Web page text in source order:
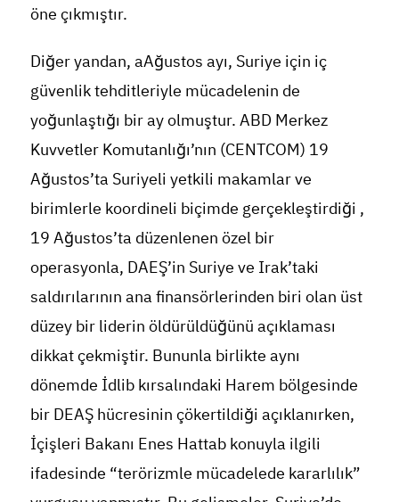
öne çıkmıştır.
Diğer yandan, aAğustos ayı, Suriye için iç
güvenlik tehditleriyle mücadelenin de
yoğunlaştığı bir ay olmuştur. ABD Merkez
Kuvvetler Komutanlığı’nın (CENTCOM) 19
Ağustos’ta Suriyeli yetkili makamlar ve
birimlerle koordineli biçimde gerçekleştirdiği ,
19 Ağustos’ta düzenlenen özel bir
operasyonla, DAEŞ’in Suriye ve Irak’taki
saldırılarının ana finansörlerinden biri olan üst
düzey bir liderin öldürüldüğünü açıklaması
dikkat çekmiştir. Bununla birlikte aynı
dönemde İdlib kırsalındaki Harem bölgesinde
bir DEAŞ hücresinin çökertildiği açıklanırken,
İçişleri Bakanı Enes Hattab konuyla ilgili
ifadesinde “terörizmle mücadelede kararlılık”